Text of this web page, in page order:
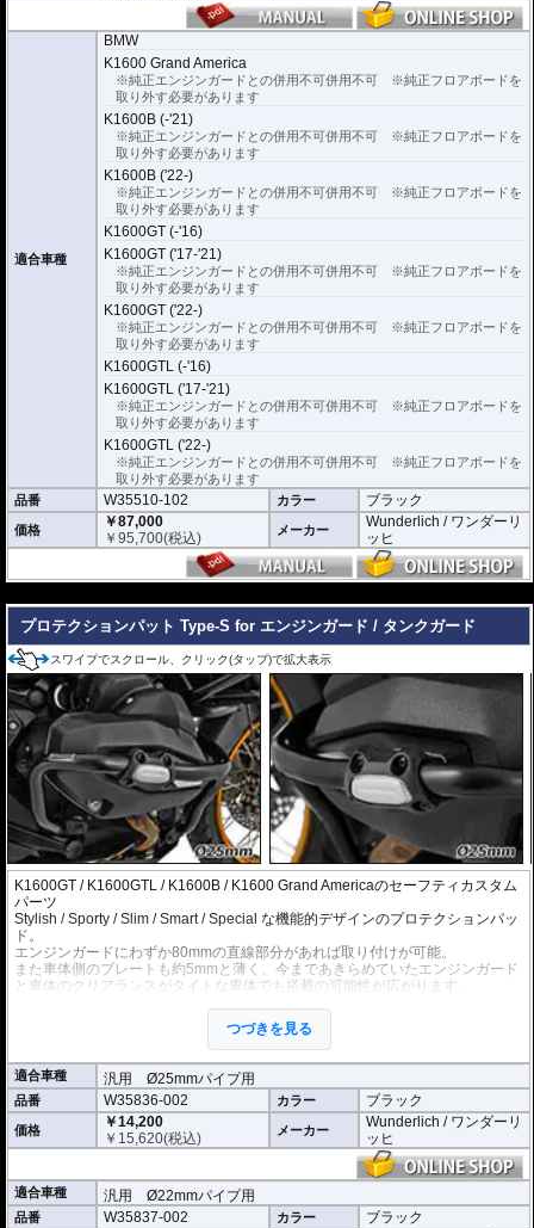
適合車種
BMW
K1600 Grand America
※純正エンジンガードとの併用不可併用不可 ※純正フロアボードを
取り外す必要があります
K1600B (-'21)
※純正エンジンガードとの併用不可併用不可 ※純正フロアボードを
取り外す必要があります
K1600B ('22-)
※純正エンジンガードとの併用不可併用不可 ※純正フロアボードを
取り外す必要があります
K1600GT (-'16)
K1600GT ('17-'21)
※純正エンジンガードとの併用不可併用不可 ※純正フロアボードを
取り外す必要があります
K1600GT ('22-)
※純正エンジンガードとの併用不可併用不可 ※純正フロアボードを
取り外す必要があります
K1600GTL (-'16)
K1600GTL ('17-'21)
※純正エンジンガードとの併用不可併用不可 ※純正フロアボードを
取り外す必要があります
K1600GTL ('22-)
※純正エンジンガードとの併用不可併用不可 ※純正フロアボードを
取り外す必要があります
品番
W35510-102 カラー ブラック
価格
￥87,000
￥95,700(税込) メーカー
Wunderlich / ワンダーリ
ッヒ
プロテクションパット Type-S for エンジンガード / タンクガード
スワイプでスクロール、クリック(タップ)で拡大表示
K1600GT / K1600GTL / K1600B / K1600 Grand Americaのセーフティカスタム
パーツ
Stylish / Sporty / Slim / Smart / Special な機能的デザインのプロテクションパッ
ド。
エンジンガードにわずか80mmの直線部分があれば取り付けが可能。
また車体側のプレートも約5mmと薄く、今まであきらめていたエンジンガード
と車体のクリアランスがタイトな車体でも搭載の可能性が広がります。
エンジンガードに機能的なイメージが加わり、その印象も大きく向上します。
パットは高剛性エンジニアリング樹脂を採用。また、 パット正面にはアルミニ
ウム製プレートを設置することで、機能的なイメージを演出。
多くのエンシンガード、タンクガードに設置可能。(サイズ情報をもとに事前に
ご確認ください)
本体寸法 : 80mm x 55mm
車体側クランプ部分の厚さ : 約5mm
左右セット
つづきを見る
適合車種 汎用 Ø25mmパイプ用
品番 W35836-002 カラー ブラック
価格
￥14,200
￥ 15,620(税込) メーカー
Wunderlich / ワンダーリ
ッヒ
適合車種 汎用 Ø22mmパイプ用
品番 W35837-002 カラー ブラック